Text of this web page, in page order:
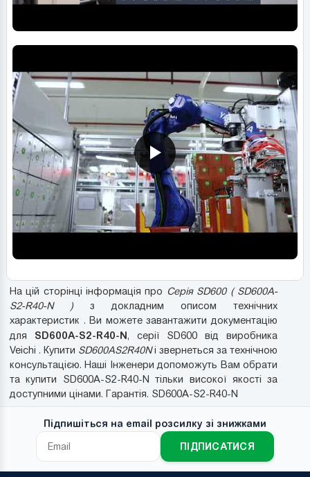
На цій сторінці інформація про Серія SD600 ( SD600A-
S2-R40-N )з докладним описом технічних
характеристик . Ви можете завантажити документацію
для SD600A-S2-R40-N, серії SD600 від виробника
Veichi . Купити SD600AS2R40Nі звернеться за технічною
консультацією. Наші Інженери допоможуть Вам обрати
та купити SD600A-S2-R40-N тільки високої якості за
доступними цінами. Гарантія. SD600A-S2-R40-N
Підпишіться на email розсилку зі знижками
ПІДПИСАТИСЯ